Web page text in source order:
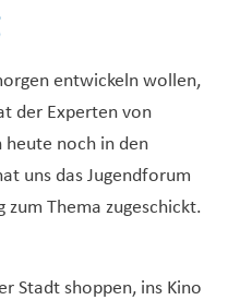
entwickeln wollen,
der Experten von
heute noch in den
uns das Jugendforum
zum Thema zugeschickt.
Stadt shoppen, ins Kino